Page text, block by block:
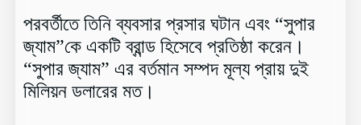
পরবর্তীতে তিনি ব্যবসার প্রসার ঘটান এবং “সুপার
জ্যাম”কে একটি ব্রান্ড হিসেবে প্রতিষ্ঠা করেন।
“সুপার জ্যাম” এর বর্তমান সম্পদ মূল্য প্রায় দুই
মিলিয়ন ডলারের মত।